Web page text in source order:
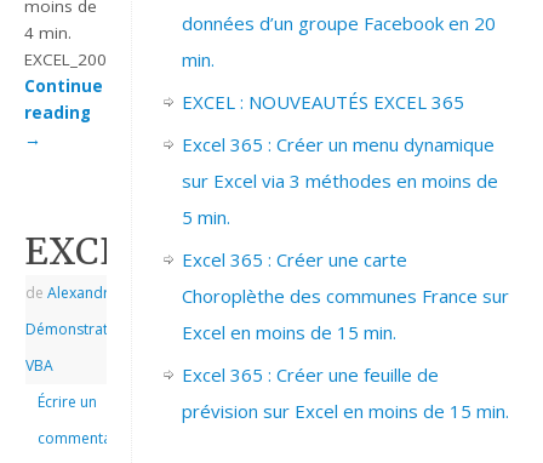
moins de
4 min.
EXCEL_2007_DUREE_PROJET…
Continue
reading
→
EXCEL_2007_EX_TIMER
deAlexandre
Démonstrations
VBA
Écrire un
commentaire
données d’un groupe Facebook en 20
min.
EXCEL : NOUVEAUTÉS EXCEL 365
Excel 365 : Créer un menu dynamique
sur Excel via 3 méthodes en moins de
5 min.
Excel 365 : Créer une carte
Choroplèthe des communes France sur
Excel en moins de 15 min.
Excel 365 : Créer une feuille de
prévision sur Excel en moins de 15 min.